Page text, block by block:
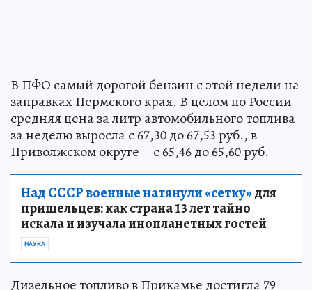
В ПФО самый дорогой бензин с этой недели на
заправках Пермского края. В целом по России
средняя цена за литр автомобильного топлива
за неделю выросла с 67,30 до 67,53 руб., в
Приволжском округе – с 65,46 до 65,60 руб.
Над СССР военные натянули «сетку»для
пришельцев: как страна 13 лет тайно
искала и изучала инопланетных гостей
НАУКА
Дизельное топливо в Прикамье достигла 79